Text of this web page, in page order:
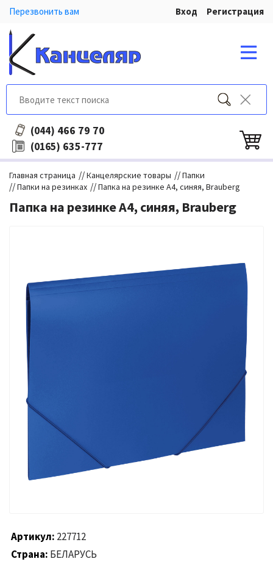
Перезвонить вам Вход Регистрация
(044) 466 79 70
(0165) 635-777
Главная страница //Канцелярские товары //Папки
//Папки на резинках //Папка на резинке А4, синяя, Brauberg
Папка на резинке А4, синяя, Brauberg
Артикул 227712
Страна БЕЛАРУСЬ